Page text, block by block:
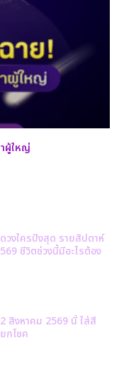
ผู้ใหญ่
วงใครปังสุด รายสัปดาห์
ชีวิตช่วงนี้มีอะไรต้อง
สิงหาคม 2569 นี้ ใส่สี
กโชค